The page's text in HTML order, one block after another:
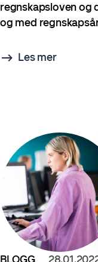
regnskapsloven og
og med
Les mer